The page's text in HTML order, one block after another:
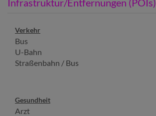
Infrastruktur/Entfernungen (POIs)
Verkehr
Bus
U-Bahn
Straßenbahn / Bus
Gesundheit
Arzt